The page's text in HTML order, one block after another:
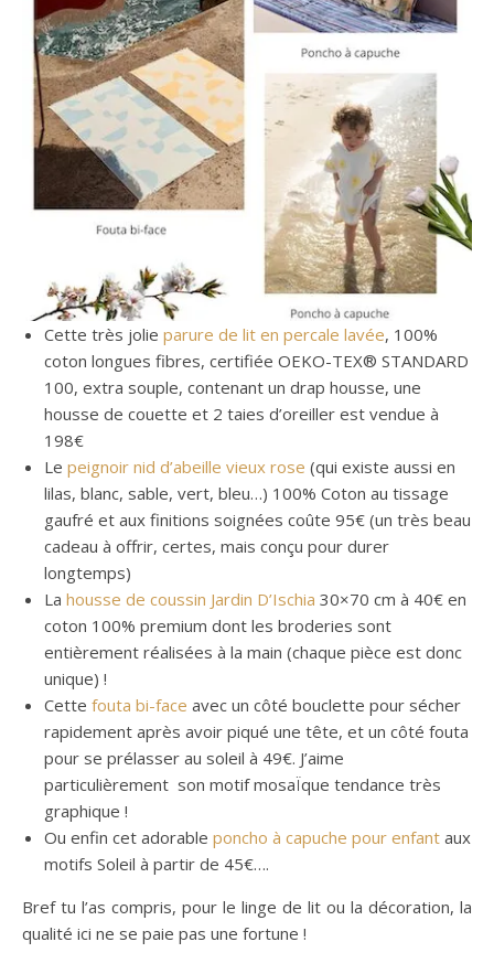
Cette très jolie parure de lit en percale lavée, 100%
coton longues fibres, certifiée OEKO-TEX® STANDARD
100, extra souple, contenant un drap housse, une
housse de couette et 2 taies d’oreiller est vendue à
198€
Le peignoir nid d’abeille vieux rose (qui existe aussi en
lilas, blanc, sable, vert, bleu…) 100% Coton au tissage
gaufré et aux finitions soignées coûte 95€ (un très beau
cadeau à offrir, certes, mais conçu pour durer
longtemps)
La housse de coussin Jardin D’Ischia 30×70 cm à 40€ en
coton 100% premium dont les broderies sont
entièrement réalisées à la main (chaque pièce est donc
unique) !
Cette fouta bi-face avec un côté bouclette pour sécher
rapidement après avoir piqué une tête, et un côté fouta
pour se prélasser au soleil à 49€. J’aime
particulièrement son motif mosaÏque tendance très
graphique !
Ou enfin cet adorable poncho à capuche pour enfant aux
motifs Soleil à partir de 45€….
Bref tu l’as compris, pour le linge de lit ou la décoration, la
qualité ici ne se paie pas une fortune !